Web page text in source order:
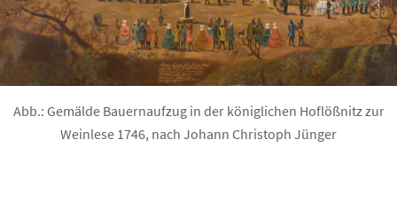
Abb.: Gemälde Bauernaufzug in der königlichen Hoflößnitz zur
Weinlese 1746, nach Johann Christoph Jünger